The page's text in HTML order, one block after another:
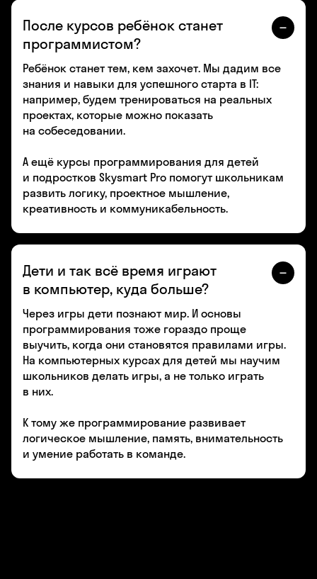
После курсов ребёнок станет
программистом?
Ребёнок станет тем, кем захочет. Мы дадим все
знания и навыки для успешного старта в IT:
например, будем тренироваться на реальных
проектах, которые можно показать
на собеседовании.
А ещё курсы программирования для детей
и подростков Skysmart Pro помогут школьникам
развить логику, проектное мышление,
креативность и коммуникабельность.
Дети и так всё время играют
в компьютер, куда больше?
Через игры дети познают мир. И основы
программирования тоже гораздо проще
выучить, когда они становятся правилами игры.
На компьютерных курсах для детей мы научим
школьников делать игры, а не только играть
в них.
К тому же программирование развивает
логическое мышление, память, внимательность
и умение работать в команде.